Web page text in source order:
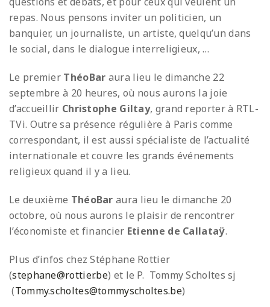
repas. Nous pensons inviter un politicien, un
banquier, un journaliste, un artiste, quelqu’un dans
le social, dans le dialogue interreligieux, …
Le premier ThéoBar aura lieu le dimanche 22
septembre à 20 heures, où nous aurons la joie
d’accueillir Christophe Giltay, grand reporter à RTL-
TVi. Outre sa présence régulière à Paris comme
correspondant, il est aussi spécialiste de l’actualité
internationale et couvre les grands événements
religieux quand il y a lieu.
Le deuxième ThéoBar aura lieu le dimanche 20
octobre, où nous aurons le plaisir de rencontrer
l’économiste et financier Etienne de Callataÿ.
Plus d’infos chez Stéphane Rottier
(stephane@rottier.be) et le P. Tommy Scholtes sj
(Tommy.scholtes@tommyscholtes.be)